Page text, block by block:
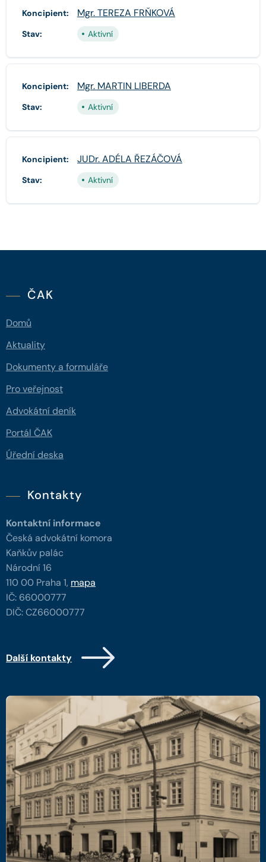
Koncipient: Mgr. TEREZA FRŇKOVÁ
Stav: Aktivní
Koncipient: Mgr. MARTIN LIBERDA
Stav: Aktivní
Koncipient: JUDr. ADÉLA ŘEZÁČOVÁ
Stav: Aktivní
ČAK
Domů
Aktuality
Dokumenty a formuláře
Pro veřejnost
Advokátní deník
Portál ČAK
Úřední deska
Kontakty
Kontaktní informace
Česká advokátní komora
Kaňkův palác
Národní 16
110 00 Praha 1, mapa
IČ: 66000777
DIČ: CZ66000777
Další kontakty